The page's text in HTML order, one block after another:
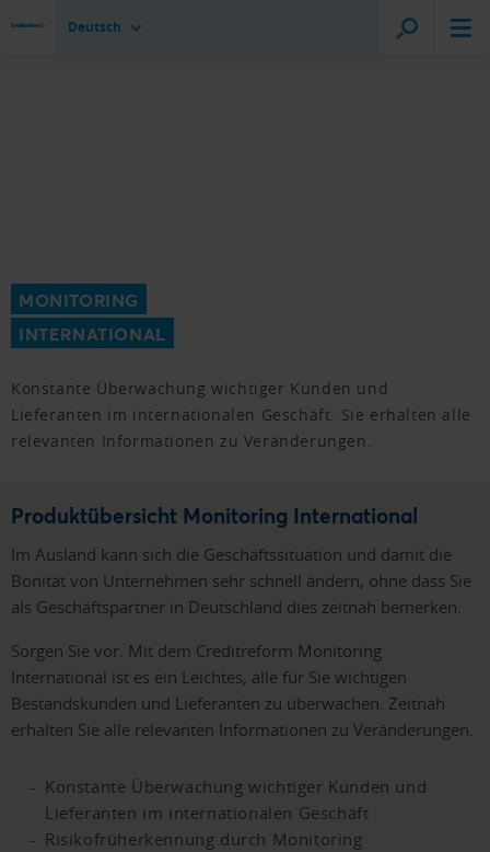
Deutsch
MONITORING
INTERNATIONAL
Konstante Überwachung wichtiger Kunden und
Lieferanten im internationalen Geschäft. Sie erhalten alle
relevanten Informationen zu Veränderungen.
Produktübersicht Monitoring International
Im Ausland kann sich die Geschäftssituation und damit die
Bonität von Unternehmen sehr schnell ändern, ohne dass Sie
als Geschäftspartner in Deutschland dies zeitnah bemerken.
Sorgen Sie vor. Mit dem Creditreform Monitoring
International ist es ein Leichtes, alle für Sie wichtigen
Bestandskunden und Lieferanten zu überwachen. Zeitnah
erhalten Sie alle relevanten Informationen zu Veränderungen.
Konstante Überwachung wichtiger Kunden und
Lieferanten im internationalen Geschäft
Risikofrüherkennung durch Monitoring